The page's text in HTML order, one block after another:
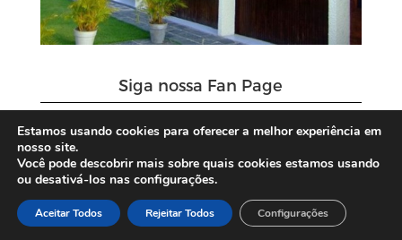
Siga nossa Fan Page
Estamos usando cookies para oferecer a melhor experiência em
nosso site.
Você pode descobrir mais sobre quais cookies estamos usando
ou desativá-los nas configurações.
Aceitar Todos Rejeitar Todos Configurações